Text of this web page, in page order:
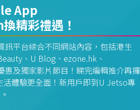
App
精彩禮遇！
訊平台綜合不同網站內容，包括港生
、U Blog、ezone.hk、
惠及獨家影片節目！睇完編輯推介再攞
體驗更全面！新用戶即到U Jetso專